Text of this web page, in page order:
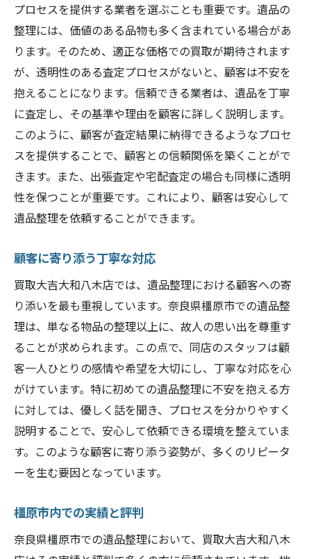
プロセスを提供する業者を選ぶことも重要です。遺品の
整理には、価値のある品物も多く含まれている場合があ
ります。そのため、適正な価格での買取が期待されます
が、透明性のある査定プロセスがないと、顧客は不安を
抱えることになります。信頼できる業者は、遺品を丁寧
に査定し、その基準や理由を顧客に詳しく説明します。
このように、顧客が査定結果に納得できるようなプロセ
スを提供することで、顧客との信頼関係を築くことがで
きます。また、出張査定や宅配査定の場合も同様に透明
性を保つことが重要です。これにより、顧客は安心して
遺品整理を依頼することができます。
顧客に寄り添う丁寧な対応
買取大吉大和八木店では、遺品整理における顧客への寄
り添いを最も重視しています。奈良県橿原市での遺品整
理は、単なる物品の整理以上に、故人の思い出を尊重す
ることが求められます。この点で、同店のスタッフは顧
客一人ひとりの感情や希望を大切にし、丁寧な対応を心
がけています。特に初めての遺品整理に不安を抱える方
に対しては、優しく話を聞き、プロセスを分かりやすく
説明することで、安心して依頼できる環境を整えていま
す。このような顧客に寄り添う姿勢が、多くのリピータ
ーを生む要因となっています。
橿原市内での実績と評判
奈良県橿原市での遺品整理において、買取大吉大和八木